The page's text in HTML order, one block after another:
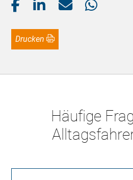
Drucken
Häufige